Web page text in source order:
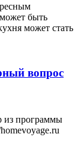
быть
может стать
вопрос
из программы